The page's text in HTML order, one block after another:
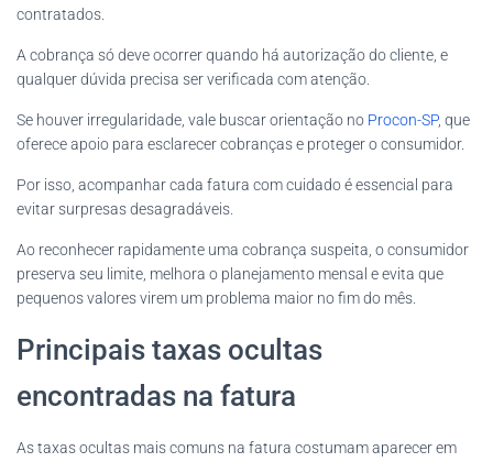
contratados.
A cobrança só deve ocorrer quando há autorização do cliente, e
qualquer dúvida precisa ser verificada com atenção.
Se houver irregularidade, vale buscar orientação no Procon-SP, que
oferece apoio para esclarecer cobranças e proteger o consumidor.
Por isso, acompanhar cada fatura com cuidado é essencial para
evitar surpresas desagradáveis.
Ao reconhecer rapidamente uma cobrança suspeita, o consumidor
preserva seu limite, melhora o planejamento mensal e evita que
pequenos valores virem um problema maior no fim do mês.
Principais taxas ocultas
encontradas na fatura
As taxas ocultas mais comuns na fatura costumam aparecer em